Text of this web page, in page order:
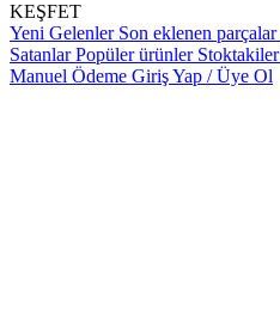
KEŞFET
Yeni Gelenler Son eklenen parçalar
Satanlar Popüler ürünler Stoktakiler
Manuel Ödeme Giriş Yap / Üye Ol